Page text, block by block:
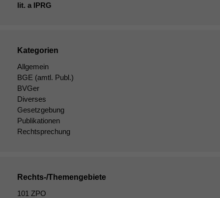
lit. a IPRG
Kategorien
Allgemein
BGE (amtl. Publ.)
BVGer
Diverses
Gesetzgebung
Publikationen
Rechtsprechung
Rechts-/Themengebiete
101 ZPO